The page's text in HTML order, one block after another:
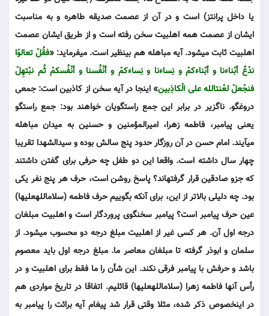
یا داخل پرانتز) است و در آن از عصمت صدیقه طاهره و به مناسبت
ایشان از عصمت همه اهل‎بیت سخن رفته است و از طریق ایشان عصمت
اهل‎بیت ثابت می‎شود. آیه مباهله هم بی‎نظیر است. می‎فرماید: «
فقُلْ تعالوْا
ندْعُ أبْناءنا و أبْناءکمْ و نِساءنا و نِساءکمْ و أنْفُسنا و أنْفُسکمْ ثُم نبْتهِلْ
فنجْعلْ لعْنت‎الله علی الْکاذِبین‎
» این‎جا در آیه سخن از کاذبین است: جمعی
دروغ‎گو. ناگزیر در برابر این جمع راستگویان خواهند بود: جمع راستگو
یعنی پیامبر، فاطمه زهرا، امیرالمؤمنین و حسنین به میدان مباهله
می‎آیند. امام حسن در آن روزگار حدود پنج سالش بوده و سیدالشهدا تقریبا
چهار سال داشته است. واقعا این دو طفل چه حرفی برای گفتن داشتند
که جزو صادقین قرار گرفته‎اند؟ پاسخ روشن است، حرف هر پنج نفر یکی
بود. چه دلیلی بالاتر از این، برای آن‎که بگوییم حرف فاطمه (سلام‎الله‎علیها)
عین حرف پیامبر است؟ پیامبر سخنگوی پروردگار است و اهل‎بیت مبلغان
درجه اول آن. هر کسی غیر از اهل‎بیت مبلغ درجه دو محسوب می‎شود. از
سلمان و ابوذر گرفته تا مبلغان معاصر ما. مبلغ درجه اول باید معصوم
باشد و حرفش با پیامبر فرقی نکند. این شأن را ما فقط برای اهل‎بیت و در
رأس آن‎‎ها فاطمه زهرا (سلام‎الله‎علیها) قائلیم. اتفاقا در تاریخ مواردی هم
در این‎خصوص ذکر شده، مثلا وقتی قرار شد پیغام آیه برائت را پیامبر به